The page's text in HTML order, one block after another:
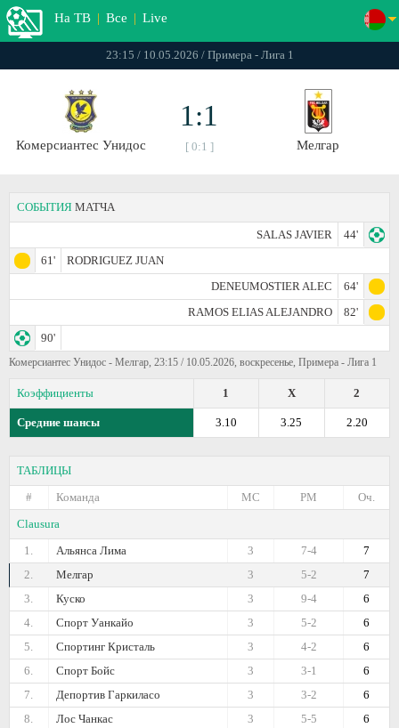
На ТВ | Все | Live
23:15 / 10.05.2026 / Примера - Лига 1
Комерсиантес Унидос
1:1
[ 0:1 ] Мелгар
СОБЫТИЯ МАТЧА
SALAS JAVIER
44'
61'
RODRIGUEZ JUAN
DENEUMOSTIER ALEC
64'
RAMOS ELIAS ALEJANDRO
82'
90'
Комерсиантес Унидос - Мелгар, 23:15 / 10.05.2026, воскресенье, Примера - Лига 1
Коэффициенты 2
X
1
Средние шансы 2.20
3.25
3.10
ТАБЛИЦЫ
#
Команда Оч.
РМ
МС
Clausura
1.
Альянса Лима 7
7-4
3
2.
Мелгар 7
5-2
3
3.
Куско 6
9-4
3
4.
Спорт Уанкайо 6
5-2
3
5.
Спортинг Кристаль 6
4-2
3
6.
Спорт Бойс 6
3-1
3
7.
Депортив Гаркиласо 6
3-2
3
8.
Лос Чанкас 6
5-5
3